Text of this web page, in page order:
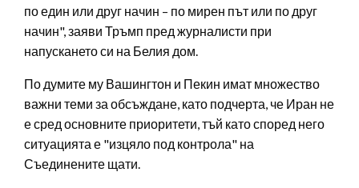
по един или друг начин – по мирен път или по друг
начин", заяви Тръмп пред журналисти при
напускането си на Белия дом.
По думите му Вашингтон и Пекин имат множество
важни теми за обсъждане, като подчерта, че Иран не
е сред основните приоритети, тъй като според него
ситуацията е "изцяло под контрола" на
Съединените щати.